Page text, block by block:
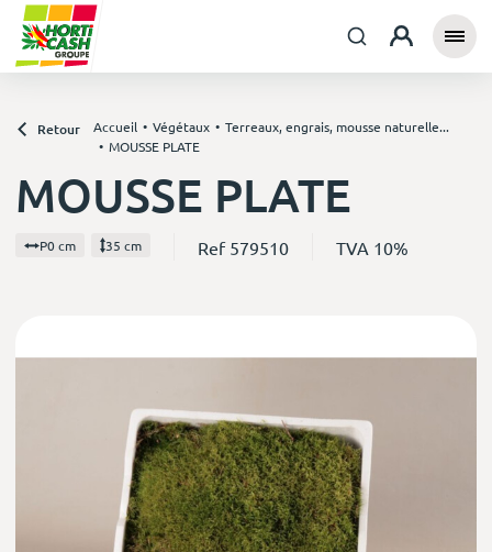
Retour Accueil Végétaux
Terreaux, engrais, mousse naturelle...
MOUSSE PLATE
MOUSSE PLATE
P0 cm 35 cm Ref 579510 TVA 10%